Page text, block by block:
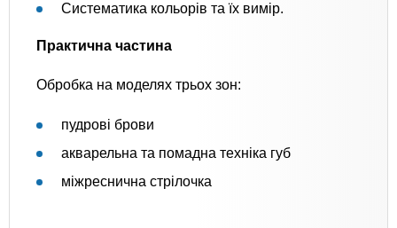
Систематика кольорів та їх вимір.
Практична частина
Обробка на моделях трьох зон:
пудрові брови
акварельна та помадна техніка губ
міжреснична стрілочка